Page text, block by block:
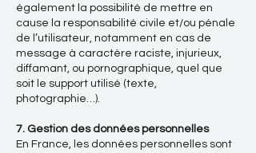
également la possibilité de mettre en
cause la responsabilité civile et/ou pénale
de l’utilisateur, notamment en cas de
message à caractère raciste, injurieux,
diffamant, ou pornographique, quel que
soit le support utilisé (texte,
photographie…).
7. Gestion des données personnelles
En France, les données personnelles sont